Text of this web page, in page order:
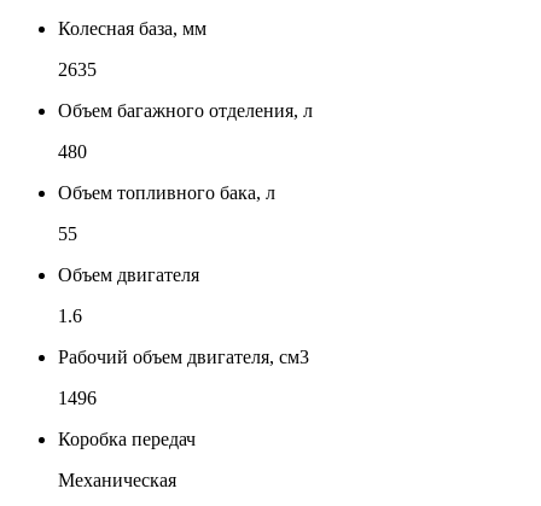
Колесная база, мм
2635
Объем багажного отделения, л
480
Объем топливного бака, л
55
Объем двигателя
1.6
Рабочий объем двигателя, см3
1496
Коробка передач
Механическая